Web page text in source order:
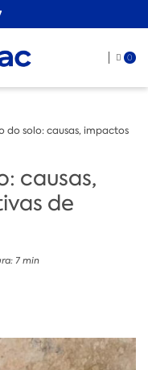
0
do solo: causas, impactos
causas,
de
7 min